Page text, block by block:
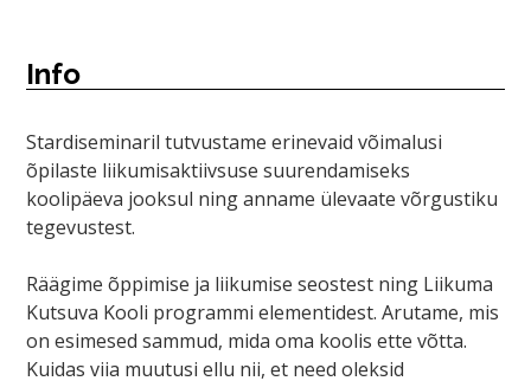
Info
Stardiseminaril tutvustame erinevaid võimalusi
õpilaste liikumisaktiivsuse suurendamiseks
koolipäeva jooksul ning anname ülevaate võrgustiku
tegevustest.
Räägime õppimise ja liikumise seostest ning Liikuma
Kutsuva Kooli programmi elementidest. Arutame, mis
on esimesed sammud, mida oma koolis ette võtta.
Kuidas viia muutusi ellu nii, et need oleksid